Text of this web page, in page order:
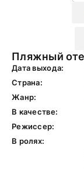
Дата выхода:
Страна:
Жанр:
В качестве:
Режиссер:
В ролях: